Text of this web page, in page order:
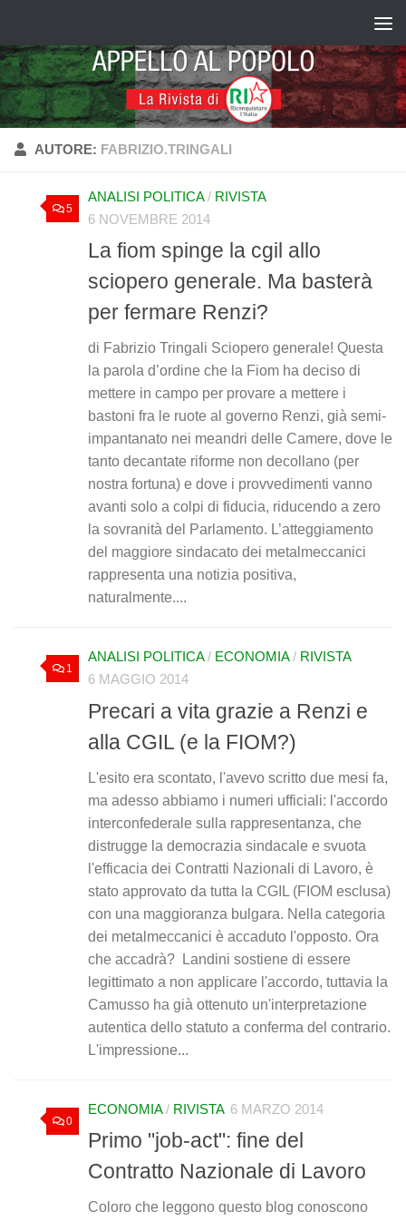
AUTORE: FABRIZIO.TRINGALI
5
ANALISI POLITICA/ RIVISTA
6 NOVEMBRE 2014
La fiom spinge la cgil allo
sciopero generale. Ma basterà
per fermare Renzi?
di Fabrizio Tringali Sciopero generale! Questa
la parola d’ordine che la Fiom ha deciso di
mettere in campo per provare a mettere i
bastoni fra le ruote al governo Renzi, già semi-
impantanato nei meandri delle Camere, dove le
tanto decantate riforme non decollano (per
nostra fortuna) e dove i provvedimenti vanno
avanti solo a colpi di fiducia, riducendo a zero
la sovranità del Parlamento. L’atteggiamento
del maggiore sindacato dei metalmeccanici
rappresenta una notizia positiva,
naturalmente....
1
ANALISI POLITICA/ ECONOMIA/ RIVISTA
6 MAGGIO 2014
Precari a vita grazie a Renzi e
alla CGIL (e la FIOM?)
L'esito era scontato, l'avevo scritto due mesi fa,
ma adesso abbiamo i numeri ufficiali: l'accordo
interconfederale sulla rappresentanza, che
distrugge la democrazia sindacale e svuota
l'efficacia dei Contratti Nazionali di Lavoro, è
stato approvato da tutta la CGIL (FIOM esclusa)
con una maggioranza bulgara. Nella categoria
dei metalmeccanici è accaduto l'opposto. Ora
che accadrà? Landini sostiene di essere
legittimato a non applicare l'accordo, tuttavia la
Camusso ha già ottenuto un'interpretazione
autentica dello statuto a conferma del contrario.
L'impressione...
0
ECONOMIA/ RIVISTA 6 MARZO 2014
Primo "job-act": fine del
Contratto Nazionale di Lavoro
Coloro che leggono questo blog conoscono